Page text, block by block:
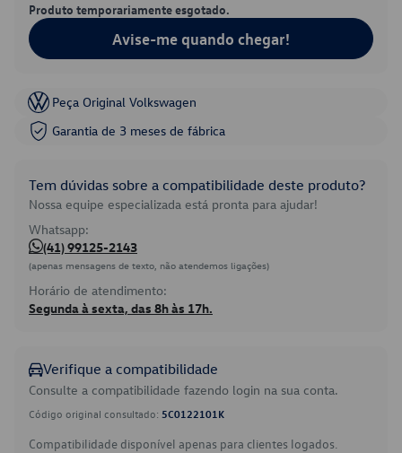
Produto temporariamente esgotado.
Avise-me quando chegar!
Peça Original Volkswagen
Garantia de 3 meses de fábrica
Tem dúvidas sobre a compatibilidade deste produto?
Nossa equipe especializada está pronta para ajudar!
Whatsapp:
(41) 99125-2143
(apenas mensagens de texto, não atendemos ligações)
Horário de atendimento:
Segunda à sexta, das 8h às 17h.
Verifique a compatibilidade
Consulte a compatibilidade fazendo login na sua conta.
Código original consultado: 5C0122101K
Compatibilidade disponível apenas para clientes logados.